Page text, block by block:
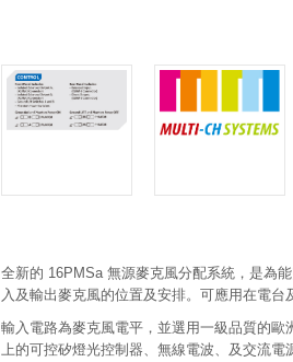
全新的 16PMSa 無源麥克風分配系統，是為
入及輸出麥克風的位置及安排。可應用在電台
輸入電路為麥克風電平，並選用一級品質的
上的可控矽燈光控制器、無線電波、及交流電